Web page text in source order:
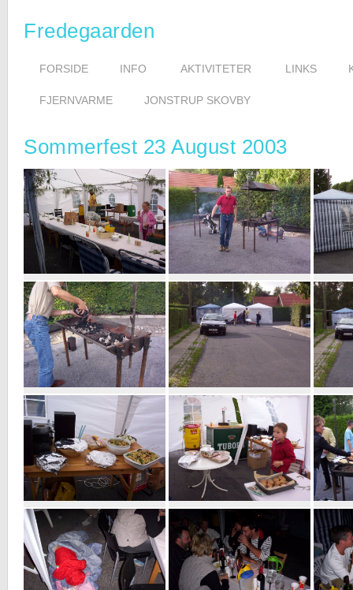
Fredegaarden
FORSIDE INFO AKTIVITETER LINKS
FJERNVARME JONSTRUP SKOVBY
Sommerfest 23 August 2003